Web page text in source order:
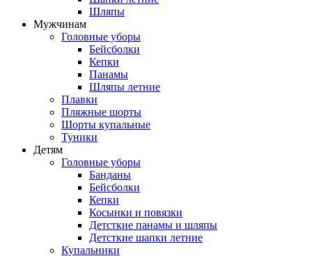
Шляпы
Мужчинам
Головные уборы
Бейсболки
Кепки
Панамы
Шляпы летние
Плавки
Пляжные шорты
Шорты купальные
Туники
Детям
Головные уборы
Банданы
Бейсболки
Кепки
Косынки и повязки
Детсткие панамы и шляпы
Детсткие шапки летние
Купальники